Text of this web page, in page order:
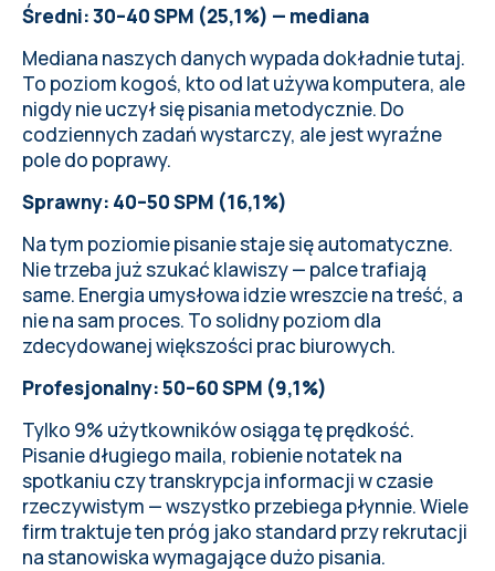
Średni: 30–40 SPM (25,1%) — mediana
Mediana naszych danych wypada dokładnie tutaj.
To poziom kogoś, kto od lat używa komputera, ale
nigdy nie uczył się pisania metodycznie. Do
codziennych zadań wystarczy, ale jest wyraźne
pole do poprawy.
Sprawny: 40–50 SPM (16,1%)
Na tym poziomie pisanie staje się automatyczne.
Nie trzeba już szukać klawiszy — palce trafiają
same. Energia umysłowa idzie wreszcie na treść, a
nie na sam proces. To solidny poziom dla
zdecydowanej większości prac biurowych.
Profesjonalny: 50–60 SPM (9,1%)
Tylko 9% użytkowników osiąga tę prędkość.
Pisanie długiego maila, robienie notatek na
spotkaniu czy transkrypcja informacji w czasie
rzeczywistym — wszystko przebiega płynnie. Wiele
firm traktuje ten próg jako standard przy rekrutacji
na stanowiska wymagające dużo pisania.